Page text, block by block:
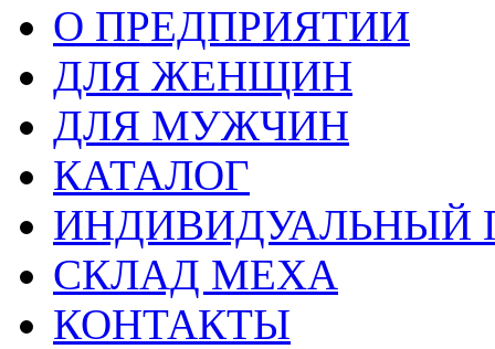
О ПРЕДПРИЯТИИ
ДЛЯ ЖЕНЩИН
ДЛЯ МУЖЧИН
КАТАЛОГ
ИНДИВИДУАЛЬНЫЙ
СКЛАД МЕХА
КОНТАКТЫ